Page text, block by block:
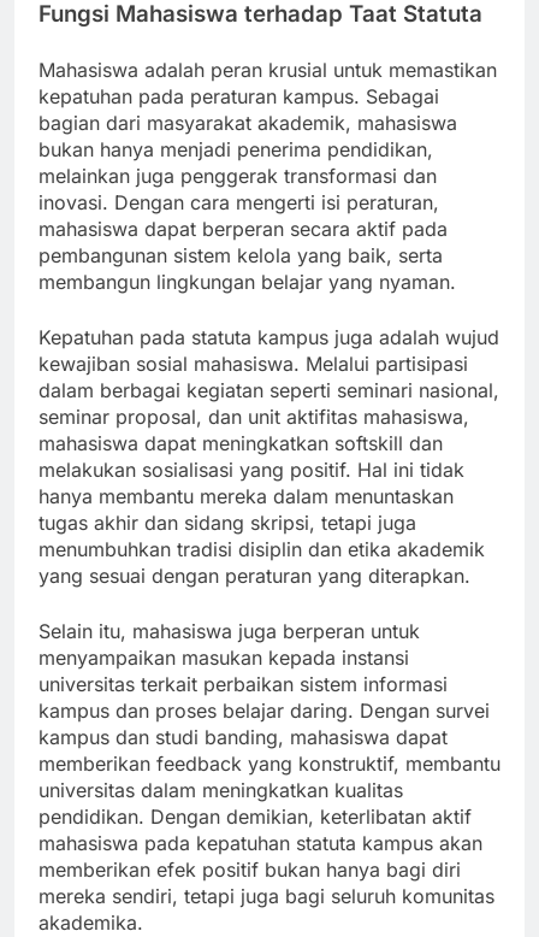
Fungsi Mahasiswa terhadap Taat Statuta
Mahasiswa adalah peran krusial untuk memastikan
kepatuhan pada peraturan kampus. Sebagai
bagian dari masyarakat akademik, mahasiswa
bukan hanya menjadi penerima pendidikan,
melainkan juga penggerak transformasi dan
inovasi. Dengan cara mengerti isi peraturan,
mahasiswa dapat berperan secara aktif pada
pembangunan sistem kelola yang baik, serta
membangun lingkungan belajar yang nyaman.
Kepatuhan pada statuta kampus juga adalah wujud
kewajiban sosial mahasiswa. Melalui partisipasi
dalam berbagai kegiatan seperti seminari nasional,
seminar proposal, dan unit aktifitas mahasiswa,
mahasiswa dapat meningkatkan softskill dan
melakukan sosialisasi yang positif. Hal ini tidak
hanya membantu mereka dalam menuntaskan
tugas akhir dan sidang skripsi, tetapi juga
menumbuhkan tradisi disiplin dan etika akademik
yang sesuai dengan peraturan yang diterapkan.
Selain itu, mahasiswa juga berperan untuk
menyampaikan masukan kepada instansi
universitas terkait perbaikan sistem informasi
kampus dan proses belajar daring. Dengan survei
kampus dan studi banding, mahasiswa dapat
memberikan feedback yang konstruktif, membantu
universitas dalam meningkatkan kualitas
pendidikan. Dengan demikian, keterlibatan aktif
mahasiswa pada kepatuhan statuta kampus akan
memberikan efek positif bukan hanya bagi diri
mereka sendiri, tetapi juga bagi seluruh komunitas
akademika.